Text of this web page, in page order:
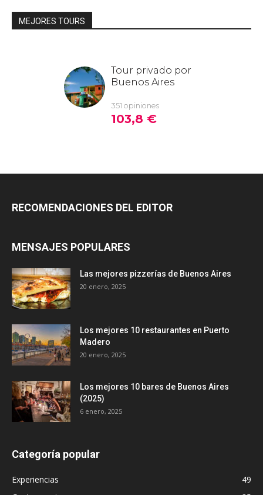
MEJORES TOURS
RECOMENDACIONES DEL EDITOR
MENSAJES POPULARES
Las mejores pizzerías de Buenos Aires
20 enero, 2025
Los mejores 10 restaurantes en Puerto
Madero
20 enero, 2025
Los mejores 10 bares de Buenos Aires
(2025)
6 enero, 2025
Categoría popular
Experiencias
49